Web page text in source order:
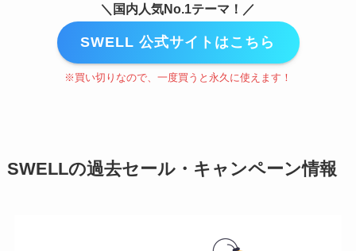
＼国内人気No.1テーマ！／
SWELL 公式サイトはこちら
※買い切りなので、一度買うと永久に使えます！
SWELLの過去セール・キャンペーン情報